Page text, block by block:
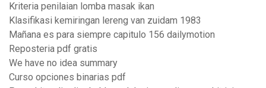
Kriteria penilaian lomba masak ikan
Klasifikasi kemiringan lereng van zuidam 1983
Mañana es para siempre capitulo 156 dailymotion
Reposteria pdf gratis
We have no idea summary
Curso opciones binarias pdf